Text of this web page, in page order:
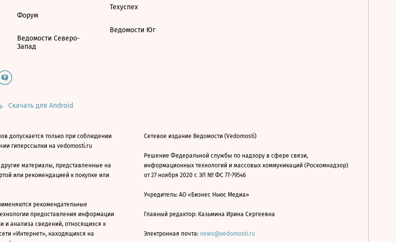
Форум
Ведомости Северо-
Запад
Техуспех
Ведомости Юг
Скачать для Android
допускается только при соблюдении
гиперссылки на vedomosti.ru
материалы, представленные на
или рекомендацией к покупке или
рекомендательные
предоставления информации
и анализа сведений, относящихся к
«Интернет», находящихся на
Сетевое издание Ведомости (Vedomosti)
Решение Федеральной службы по надзору в сфере связи,
информационных технологий и массовых коммуникаций (Роскомнадзор)
от 27 ноября 2020 г. ЭЛ № ФС 77-79546
Учредитель: АО «Бизнес Ньюс Медиа»
Главный редактор: Казьмина Ирина Сергеевна
Электронная почта: news@vedomosti.ru